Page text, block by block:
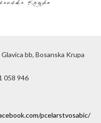
bb, Bosanska Krupa
058 946
pcelarstvosabic/